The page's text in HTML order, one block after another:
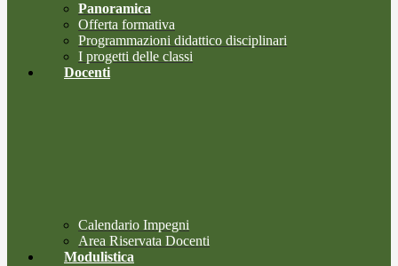
Panoramica
Offerta formativa
Programmazioni didattico disciplinari
I progetti delle classi
Docenti
Calendario Impegni
Area Riservata Docenti
Modulistica